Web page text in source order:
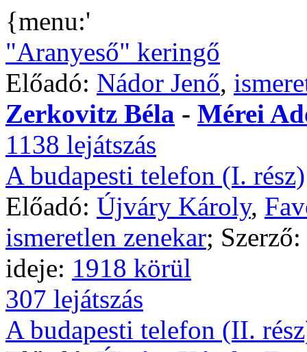
{menu:'
"Aranyeső" keringő
Előadó: Nádor Jenő,
Zerkovitz Béla - Mérei
1138 lejátszás
A budapesti telefon (I. rész)
Előadó: Újváry Károly,
ismeretlen zenekar; Szerző:
ideje: 1918 körül
307 lejátszás
A budapesti telefon (II.